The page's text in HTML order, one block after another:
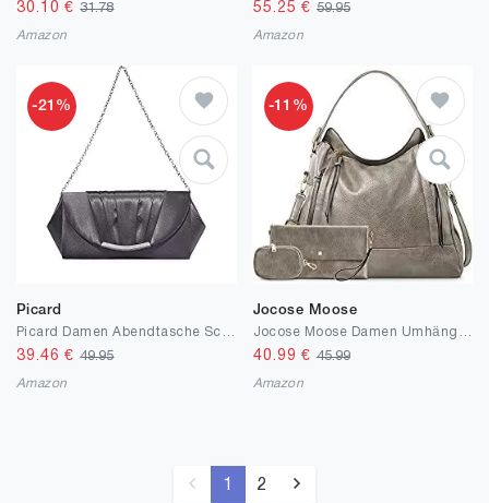
30.10 €31.78
Amazon
55.25 € 59.95
Amazon
-21%
Picard
39.46 €49.95
Amazon
-11%
Jocose Moose
40.99 € 45.99
Amazon
1 2